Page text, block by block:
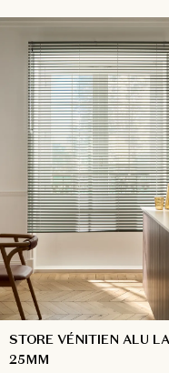
STORE VÉNITIEN ALU
25MM